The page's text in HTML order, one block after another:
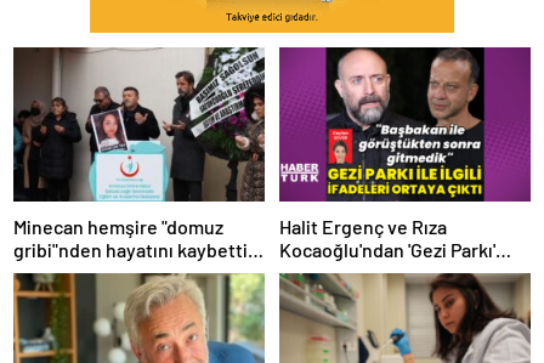
Minecan hemşire "domuz
gribi"nden hayatını kaybetti –
Haberler | Sağlık Haberleri
Halit Ergenç ve Rıza
Kocaoğlu'ndan 'Gezi Parkı'
ifadesi – Magazin haberleri